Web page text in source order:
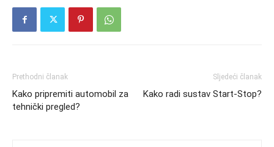
Prethodni članak
Kako pripremiti automobil za
tehnički pregled?
Sljedeći članak
Kako radi sustav Start-Stop?